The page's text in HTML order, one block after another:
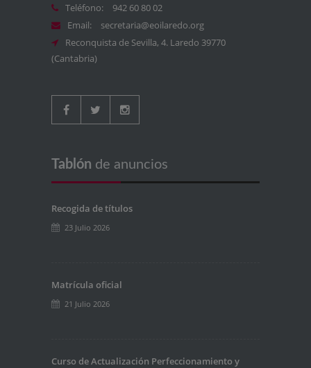
Teléfono:
942 60 80 02
Email:
secretaria@eoilaredo.org
Reconquista de Sevilla, 4. Laredo 39770
(Cantabria)
Tablón de anuncios
Recogida de títulos
23 Julio 2026
Matrícula oficial
21 Julio 2026
Curso de Actualización Perfeccionamiento y